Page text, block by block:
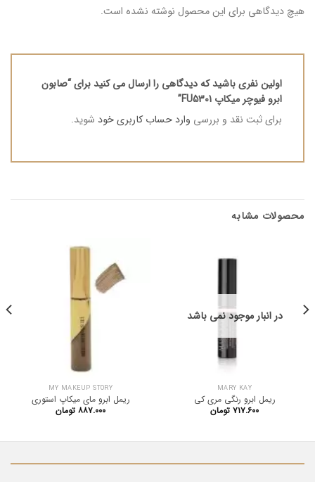
هیچ دیدگاهی برای این محصول نوشته نشده است.
اولین نفری باشید که دیدگاهی را ارسال می کنید برای “صابون
ابرو فیوچر میکاپ FU5301”
برای ثبت نقد و بررسی وارد حساب کاربری خود شوید.
محصولات مشابه
در انبار موجود نمی باشد
MARY KAY
ریمل ابرو رنگی مری کی
۷۱۷.۶۰۰ تومان
MY MAKEUP STORY
ریمل ابرو مای میکاپ استوری
۸۸۷.۰۰۰ تومان